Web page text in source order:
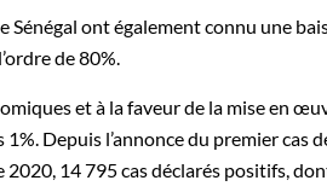
ont également connu une
de 80%.
et à la faveur de la mise en
Depuis l’annonce du premier cas
14 795 cas déclarés positifs,